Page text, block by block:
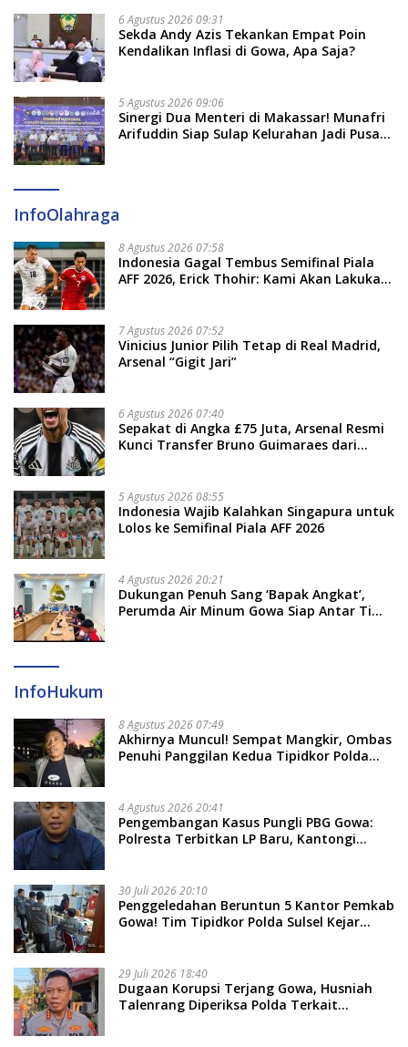
6 Agustus 2026 09:31
Sekda Andy Azis Tekankan Empat Poin
Kendalikan Inflasi di Gowa, Apa Saja?
5 Agustus 2026 09:06
Sinergi Dua Menteri di Makassar! Munafri
Arifuddin Siap Sulap Kelurahan Jadi Pusat
InfoOlahraga
8 Agustus 2026 07:58
Indonesia Gagal Tembus Semifinal Piala
AFF 2026, Erick Thohir: Kami Akan Lakukan
7 Agustus 2026 07:52
Vinicius Junior Pilih Tetap di Real Madrid,
Arsenal “Gigit Jari”
6 Agustus 2026 07:40
Sepakat di Angka £75 Juta, Arsenal Resmi
Kunci Transfer Bruno Guimaraes dari
5 Agustus 2026 08:55
Indonesia Wajib Kalahkan Singapura untuk
Lolos ke Semifinal Piala AFF 2026
4 Agustus 2026 20:21
Dukungan Penuh Sang ‘Bapak Angkat’,
Perumda Air Minum Gowa Siap Antar Tim
InfoHukum
8 Agustus 2026 07:49
Akhirnya Muncul! Sempat Mangkir, Ombas
Penuhi Panggilan Kedua Tipidkor Polda
4 Agustus 2026 20:41
Pengembangan Kasus Pungli PBG Gowa:
Polresta Terbitkan LP Baru, Kantongi
30 Juli 2026 20:10
Penggeledahan Beruntun 5 Kantor Pemkab
Gowa! Tim Tipidkor Polda Sulsel Kejar
29 Juli 2026 18:40
Dugaan Korupsi Terjang Gowa, Husniah
Talenrang Diperiksa Polda Terkait